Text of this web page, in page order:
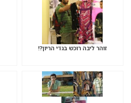
זוהר ליבה רוכש בגדי הריון?!